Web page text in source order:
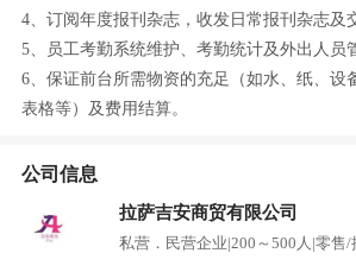
4、订阅年度报刊杂志，收发日常报刊杂志及
5、员工考勤系统维护、考勤统计及外出人员
6、保证前台所需物资的充足（如水、纸、设
表格等）及费用结算。
公司信息
拉萨吉安商贸有限公司
私营．民营企业|200～500人 |零售/